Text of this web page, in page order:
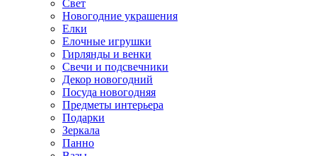
Свет
Новогодние украшения
Елки
Елочные игрушки
Гирлянды и венки
Свечи и подсвечники
Декор новогодний
Посуда новогодняя
Предметы интерьера
Подарки
Зеркала
Панно